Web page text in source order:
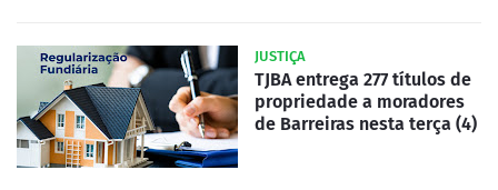
JUSTIÇA
TJBA entrega 277 títulos de
propriedade a moradores
de Barreiras nesta terça (4)